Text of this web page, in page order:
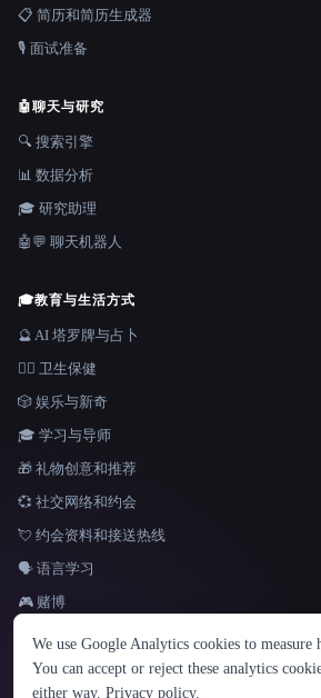
语言
English español Français Русский
Hindi
📋 简历和简历生成器
🎙️ 面试准备
🤖聊天与研究
🔍 搜索引擎
📊 数据分析
🎓 研究助理
🤖💬 聊天机器人
🎓教育与生活方式
🔮 AI 塔罗牌与占卜
👩‍⚕️ 卫生保健
🎲 娱乐与新奇
🎓 学习与导师
🎁 礼物创意和推荐
💞 社交网络和约会
💘 约会资料和接送热线
🗣️ 语言学习
🎮 赌博
We use Google Analytics cookies to measure
You can accept or reject these analytics
either way. Privacy policy.